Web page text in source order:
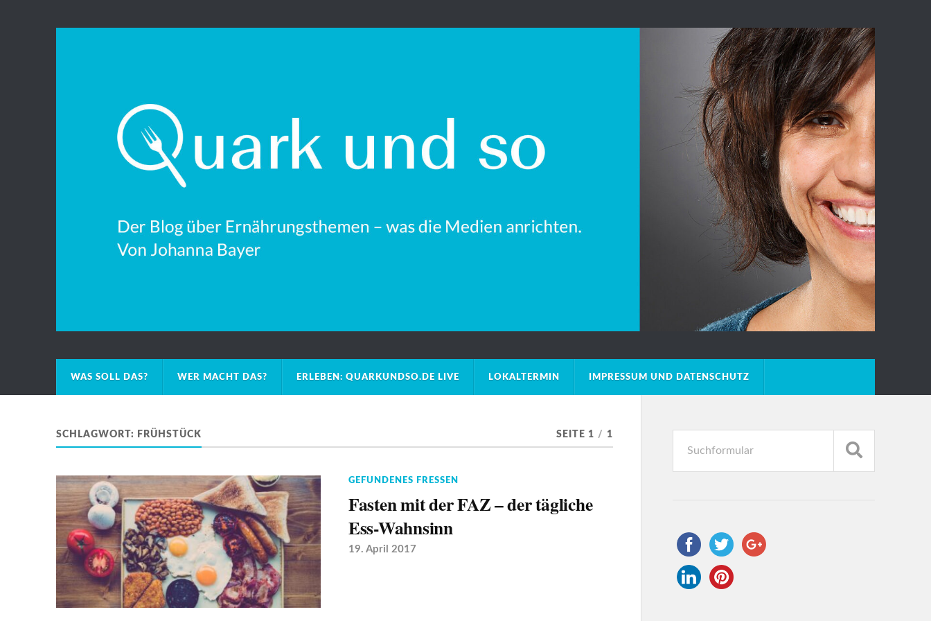
WAS SOLL DAS? WER MACHT DAS? ERLEBEN: QUARKUNDSO.DE LIVE LOKALTERMIN IMPRESSUM UND DATENSCHUTZ
SCHLAGWORT: FRÜHSTÜCK SEITE 1 / 1
GEFUNDENES FRESSEN
Fasten mit der FAZ – der tägliche
Ess-Wahnsinn
19. April 2017